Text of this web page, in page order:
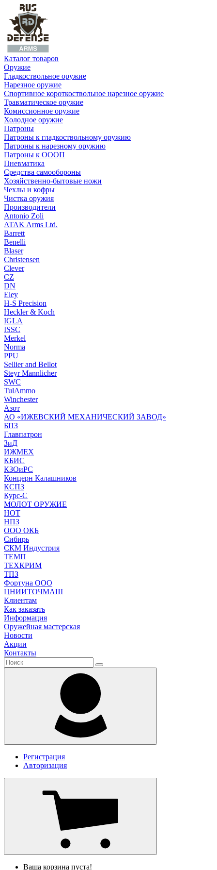
Каталог товаров
Оружие
Гладкоствольное оружие
Нарезное оружие
Спортивное короткоствольное нарезное оружие
Травматическое оружие
Комиссионное оружие
Холодное оружие
Патроны
Патроны к гладкоствольному оружию
Патроны к нарезному оружию
Патроны к ОООП
Пневматика
Средства самообороны
Хозяйственно-бытовые ножи
Чехлы и кофры
Чистка оружия
Производители
Antonio Zoli
ATAK Arms Ltd.
Barrett
Benelli
Blaser
Christensen
Clever
CZ
DN
Eley
H-S Precision
Heckler & Koch
IGLA
ISSC
Merkel
Norma
PPU
Sellier and Bellot
Steyr Mannlicher
SWC
TulAmmo
Winchester
Азот
АО «ИЖЕВСКИЙ МЕХАНИЧЕСКИЙ ЗАВОД»
БПЗ
Главпатрон
ЗиД
ИЖМЕХ
КБИС
КЗОиРС
Концерн Калашников
КСПЗ
Курс-С
МОЛОТ ОРУЖИЕ
НОТ
НПЗ
ООО ОКБ
Сибирь
СКМ Индустрия
ТЕМП
ТЕХКРИМ
ТПЗ
Фортуна ООО
ЦНИИТОЧМАШ
Клиентам
Как заказать
Информация
Оружейная мастерская
Новости
Акции
Контакты
Регистрация
Авторизация
Ваша корзина пуста!